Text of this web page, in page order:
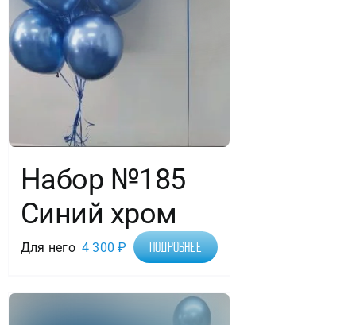
Набор №185
Синий хром
Для него 4 300₽ Подробнее